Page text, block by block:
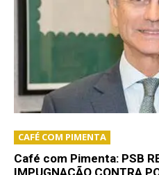
CAFÉ COM PIMENTA
Café com Pimenta: PSB